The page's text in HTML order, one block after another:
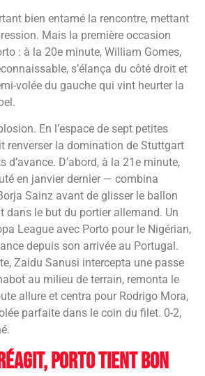
bien entamé la rencontre, mettant
Mais la première occasion
: à la 20e minute, William Gomes,
s’élança du côté droit et
volée du gauche qui vint heurter la
En l’espace de sept petites
renverser la domination de Stuttgart
d’avance. D’abord, à la 21e minute,
en janvier dernier — combina
Sainz avant de glisser le ballon
dans le but du portier allemand. Un
League avec Porto pour le Nigérian,
depuis son arrivée au Portugal.
Zaidu Sanusi intercepta une passe
au milieu de terrain, remonta le
allure et centra pour Rodrigo Mora,
parfaite dans le coin du filet. 0-2,
Porto tient bon